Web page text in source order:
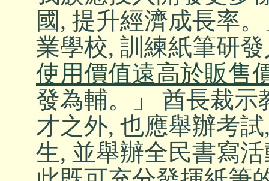
國, 提升經濟成長率
業學校, 訓練紙筆研
使用價值遠高於販售
發為輔。」 酋長裁
才之外, 也應舉辦考
生, 並舉辦全民書寫